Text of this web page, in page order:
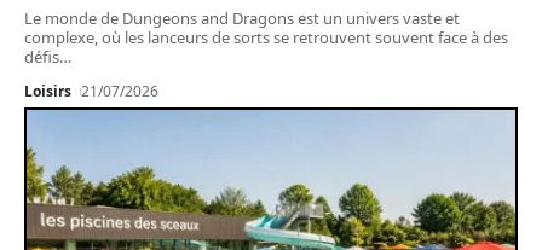
Le monde de Dungeons and Dragons est un univers vaste et
complexe, où les lanceurs de sorts se retrouvent souvent face à des
défis…
Loisirs 21/07/2026